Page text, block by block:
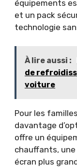
équipements
et un pack
technologie
À lire aussi :
de
voiture
Pour les
davantage
offre un
chauffants,
écran plus